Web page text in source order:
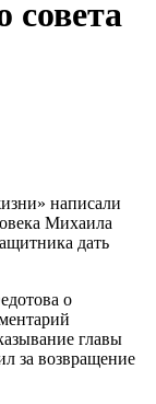
совета
написали
Михаила
дать
о
главы
за возвращение